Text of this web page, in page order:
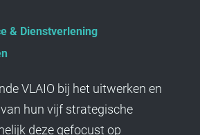
& Dienstverlening
VLAIO bij het uitwerken en
hun vijf strategische
deze gefocust op